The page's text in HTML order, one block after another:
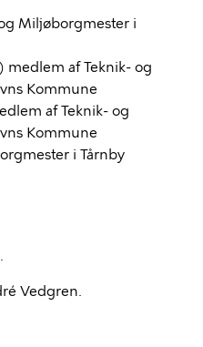
Miljøborgmester i
medlem af Teknik- og
Kommune
af Teknik- og
Kommune
i Tårnby
Vedgren.